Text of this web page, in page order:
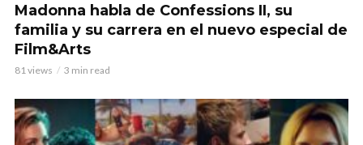
Madonna habla de Confessions II, su
familia y su carrera en el nuevo especial de
Film&Arts
81 views 3 min read